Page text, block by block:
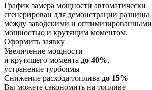
График замера мощности автоматически
сгенерирован для демонстрации разницы
между заводскими и оптимизированными
мощностью и крутящим моментом.
Оформить заявку
Увеличение мощности
и крутящего момента до 40%,
устранение турбоямы
Снижение расхода топлива до 15%
Вы можете сэкономить на топливе